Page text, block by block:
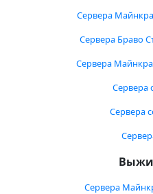
Сервера
Сервера Браво
Сервера
Сервера
Сервера
Сервера